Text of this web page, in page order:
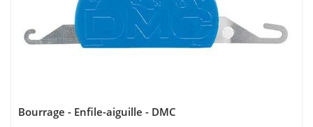
Bourrage - Enfile-aiguille - DMC